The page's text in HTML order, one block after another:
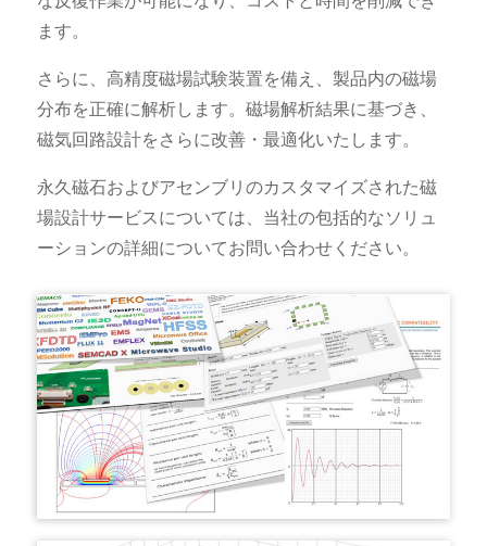
ます。
さらに、高精度磁場試験装置を備え、製品内の磁場
分布を正確に解析します。磁場解析結果に基づき、
磁気回路設計をさらに改善・最適化いたします。
永久磁石およびアセンブリのカスタマイズされた磁
場設計サービスについては、当社の包括的なソリュ
ーションの詳細についてお問い合わせください。